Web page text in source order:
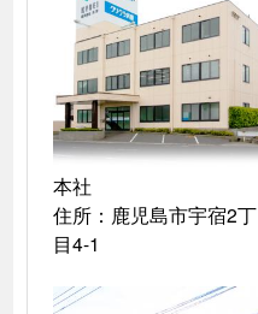
本社
住所：鹿児島市宇宿2丁
目4-1